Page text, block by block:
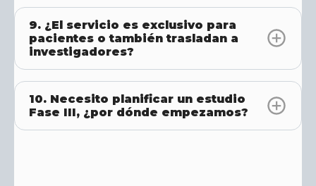
9. ¿El servicio es exclusivo para
pacientes o también trasladan a
investigadores?
10. Necesito planificar un estudio
Fase III, ¿por dónde empezamos?